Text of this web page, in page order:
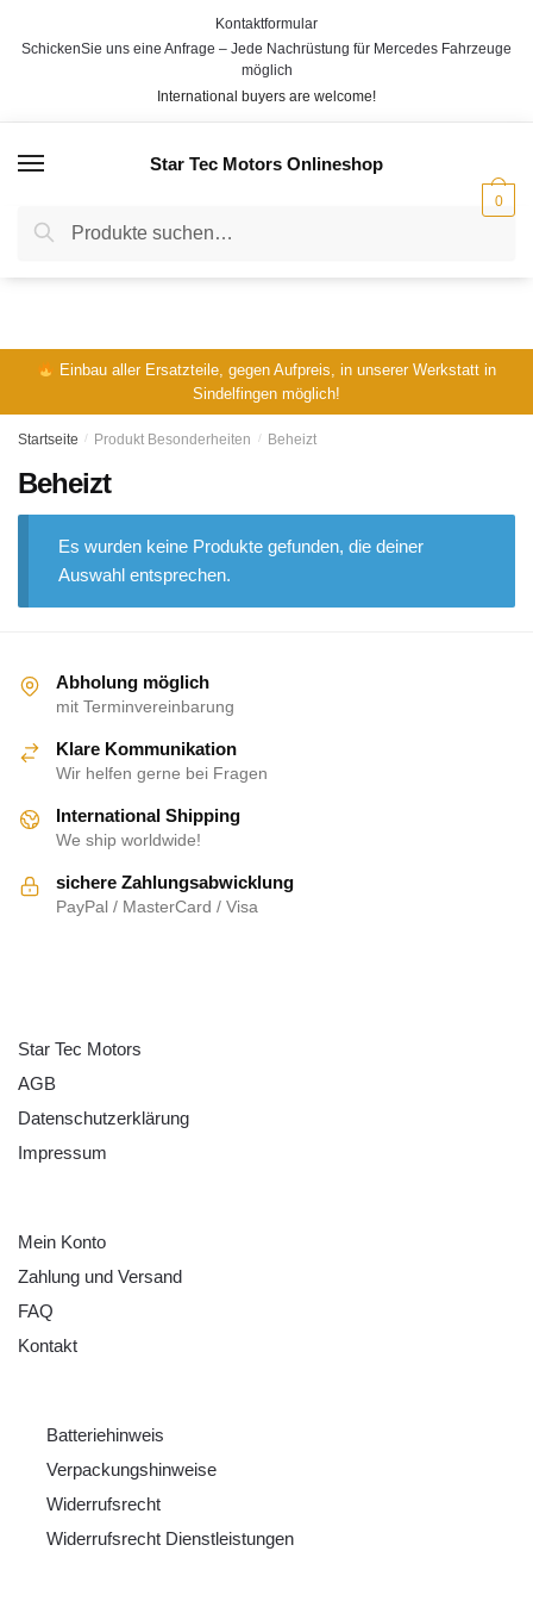
Kontaktformular
SchickenSie uns eine Anfrage – Jede Nachrüstung für Mercedes Fahrzeuge
möglich
International buyers are welcome!
Star Tec Motors Onlineshop
Suche
nach:
Suche
0
Einbau aller Ersatzteile, gegen Aufpreis, in unserer Werkstatt in
Sindelfingen möglich!
Startseite / Produkt Besonderheiten / Beheizt
Beheizt
Es wurden keine Produkte gefunden, die deiner
Auswahl entsprechen.
Abholung möglich
mit Terminvereinbarung
Klare Kommunikation
Wir helfen gerne bei Fragen
International Shipping
We ship worldwide!
sichere Zahlungsabwicklung
PayPal / MasterCard / Visa
Star Tec Motors
AGB
Datenschutzerklärung
Impressum
Mein Konto
Zahlung und Versand
FAQ
Kontakt
Batteriehinweis
Verpackungshinweise
Widerrufsrecht
Widerrufsrecht Dienstleistungen